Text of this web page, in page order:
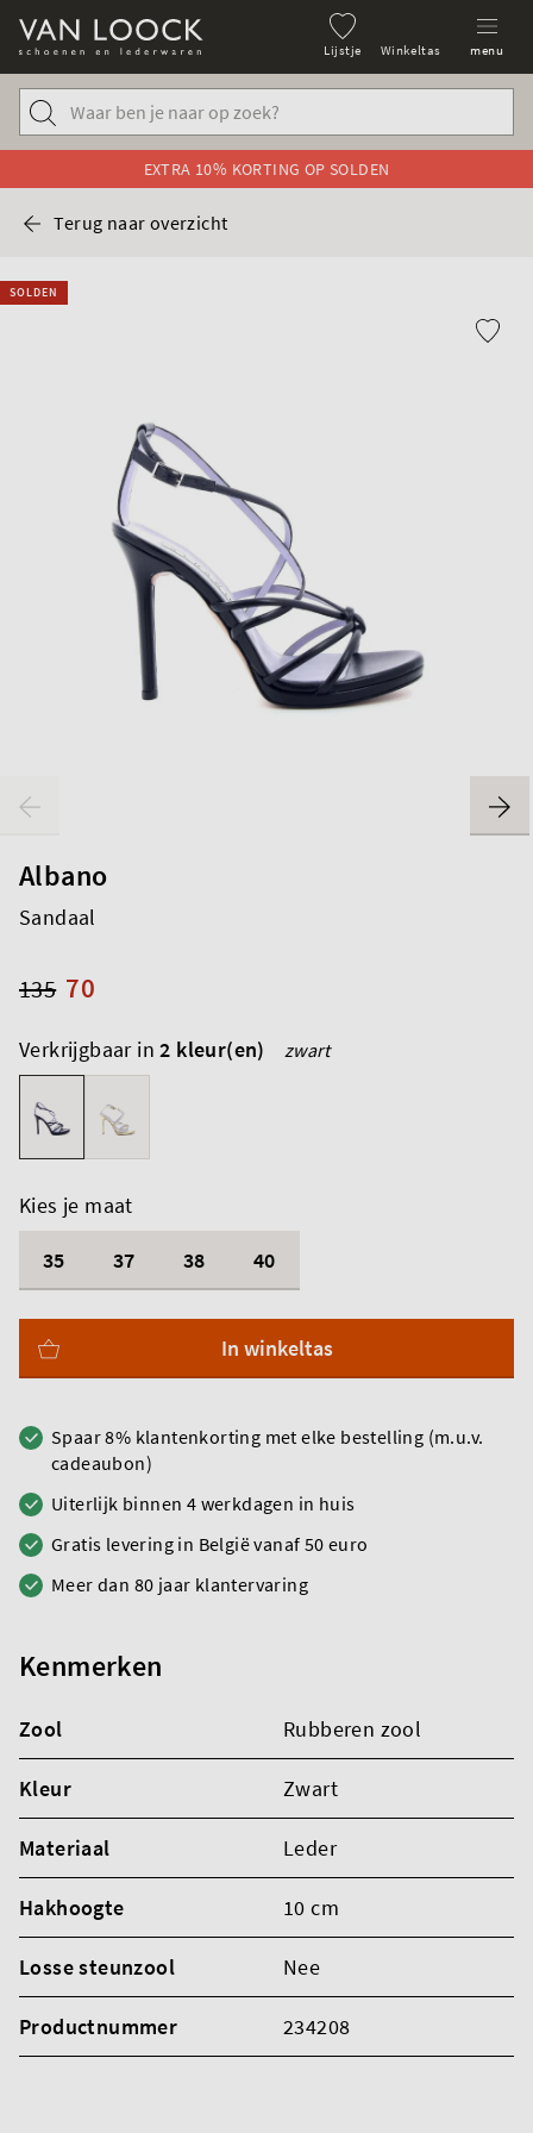
Lijstje Winkeltas menu
EXTRA 10% KORTING OP SOLDEN
Terug naar overzicht
SOLDEN
Albano
Sandaal
70
135
Verkrijgbaar in2 kleur(en) zwart
Kies je maat
35
37 38 40
In winkeltas
Spaar 8% klantenkorting met elke bestelling (m.u.v.
cadeaubon)
Uiterlijk binnen 4 werkdagen in huis
Gratis levering in België vanaf 50 euro
Meer dan 80 jaar klantervaring
Kenmerken
Zool Rubberen zool
Kleur Zwart
Materiaal Leder
Hakhoogte 10 cm
Losse steunzool Nee
Productnummer 234208